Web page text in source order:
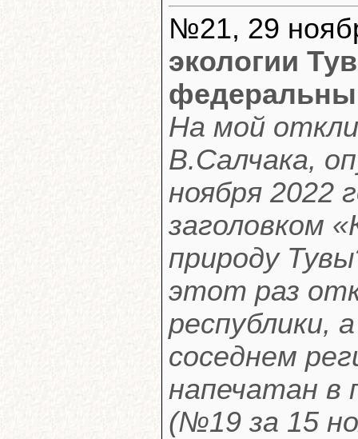
№21, 29
экологии
На мой
В.Салчака,
ноября 2022
заголовком
природу
этот раз
республики,
соседнем
напечатан в
(№19 за 15